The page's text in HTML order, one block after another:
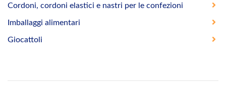
Cordoni, cordoni elastici e nastri per le confezioni
Imballaggi alimentari
Giocattoli